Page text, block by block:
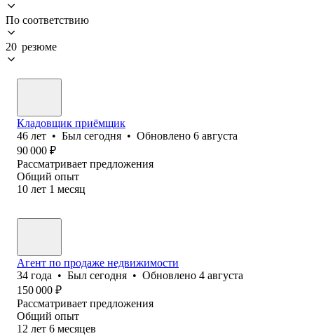
По соответствию
20 резюме
Кладовщик приёмщик
46 лет • Был сегодня • Обновлено 6 августа
90 000 ₽
Рассматривает предложения
Общий опыт
10 лет 1 месяц
Агент по продаже недвижимости
34 года • Был сегодня • Обновлено 4 августа
150 000 ₽
Рассматривает предложения
Общий опыт
12 лет 6 месяцев